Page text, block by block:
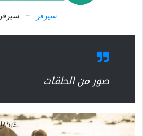
سيرفر – سيرفر
صور من الحلقات